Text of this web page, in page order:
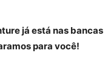
já está nas
para você!